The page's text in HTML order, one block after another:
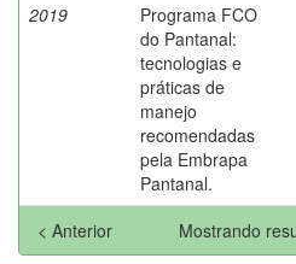
2019
Programa FCO
do Pantanal:
tecnologias e
práticas de
manejo
recomendadas
pela Embrapa
Pantanal.
Mostrando
< Anterior